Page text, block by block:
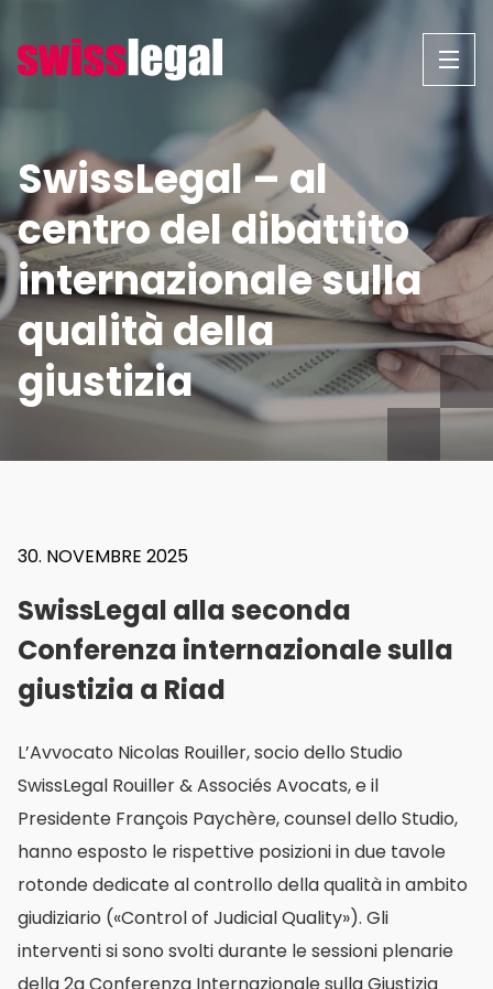
contenuto
SwissLegal – al
centro del dibattito
internazionale sulla
qualità della
giustizia
30. NOVEMBRE 2025
–
al
centro
del
dibattito
internazionale
qualità
della
giustizia
SwissLegal alla seconda
Conferenza internazionale sulla
giustizia a Riad
L’Avvocato Nicolas Rouiller, socio dello Studio
SwissLegal Rouiller & Associés Avocats, e il
Presidente François Paychère, counsel dello Studio,
hanno esposto le rispettive posizioni in due tavole
rotonde dedicate al controllo della qualità in ambito
giudiziario («Control of Judicial Quality»). Gli
interventi si sono svolti durante le sessioni plenarie